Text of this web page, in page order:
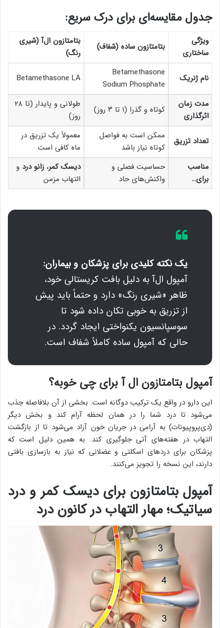
جدول مقایسه‌ای برای درک سریع:
ویژگی
ساختاری
بتامتازون ساده (شفاف)
بتامتازون ال‌آ (شیری
رنگ)
نام ژنریک
Betamethasone
Sodium Phosphate
Betamethasone LA
مدت زمان
اثرگذاری
کوتاه و گذرا (۱ تا ۳ روز)
طولانی و پایدار (تا ۲۸
روز)
تعداد تزریق
ممکن است به فواصل
کوتاه نیاز باشد
معمولاً یک تزریق در
ماه کافی است
مناسب
برای…
حساسیت فصلی و
واکنش‌های حاد
دیسک کمر، زانو درد و
التهاب مزمن
یک نکته کلیدی برای پزشکان و بیماران:
آمپول ال‌آ به دلیل بافت کریستالی خود،
ظاهر «شیری رنگ» دارد و حتماً باید پیش
از تزریق به خوبی تکان داده شود تا
سوسپانسیون یکنواختی ایجاد گردد. در
حالی که آمپول ساده کاملاً شفاف است.
آمپول بتامتازون ال آ برای چی خوبه؟
این دارو در واقع یک ترکیب دوگانه است. بخشی از آن بلافاصله جذب
می‌شود تا درد شما را در همان لحظه آرام کند و بخش دیگر
(دی‌پروپیونات) به آرامی در جریان خون آزاد می‌شود تا از بازگشت
التهاب در هفته‌های آتی جلوگیری کند. به همین دلیل است که
پزشکان برای دردهای اسکلتی و عضلانی که نیاز به بازسازی بافتی
دارند، این نسخه را تجویز می‌کنند.
آمپول بتامتازون برای دیسک کمر و درد
سیاتیک؛ مهار التهاب در کانون درد